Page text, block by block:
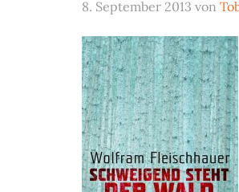
8. September 2013 von